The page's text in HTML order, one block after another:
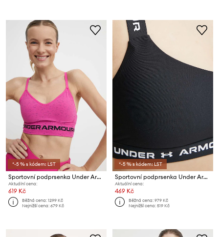
*-5 % s kódem: LST
Sportovní podprsenka Under Armour
Aktuální cena:
619 Kč
Běžná cena:1299 Kč
Nejnižší cena:679 Kč
*-5 % s kódem: LST
Sportovní podprsenka Under Armour Crossback
Aktuální cena:
469 Kč
Běžná cena:979 Kč
Nejnižší cena:519 Kč